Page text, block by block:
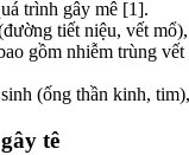
trình gây mê [1].
tiết niệu, vết
gồm nhiễm trùng
(ống thần kinh,
tê